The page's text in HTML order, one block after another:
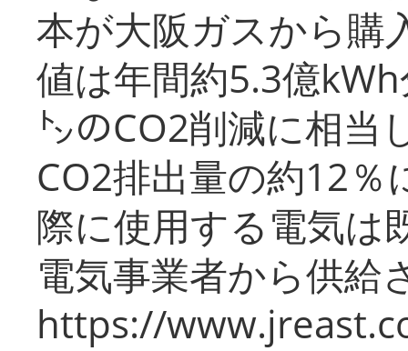
本が大阪ガスから購
値は年間約5.3億
㌧のCO2削減に相当
CO2排出量の約12％
際に使用する電気は
電気事業者から供給
https://